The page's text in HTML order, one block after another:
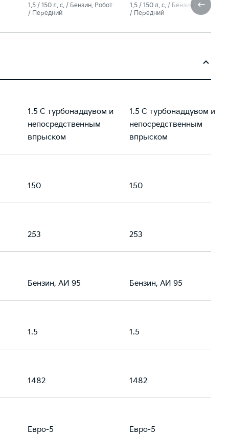
1.5 / 150 л. c. / Бензин, Робот
/ Передний
1.5 / 150 л. c. / Бензин, Робот
/ Передний
1.5 С турбонаддувом и
непосредственным
впрыском
1.5 С турбонаддувом и
непосредственным
впрыском
150 150
253 253
Бензин, АИ 95 Бензин, АИ 95
1.5 1.5
1482 1482
Евро-5 Евро-5